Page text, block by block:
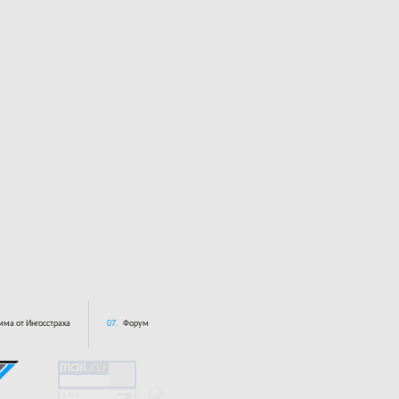
от Ингосстраха 07. Форум